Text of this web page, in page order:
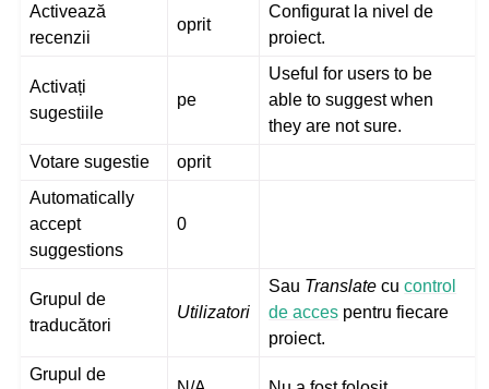
Activează
recenzii
oprit
Configurat la nivel de
proiect.
Activați
sugestiile
pe
Useful for users to be
able to suggest when
they are not sure.
Votare sugestie
oprit
Automatically
accept
suggestions
0
Grupul de
traducători
Utilizatori
Sau Translate cucontrol
de acces pentru fiecare
proiect.
Grupul de